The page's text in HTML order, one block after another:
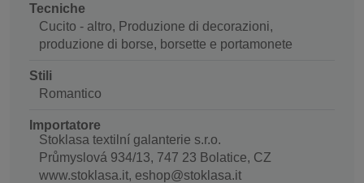
Tecniche
Cucito - altro, Produzione di decorazioni,
produzione di borse, borsette e portamonete
Stili
Romantico
Importatore
Stoklasa textilní galanterie s.r.o.
Průmyslová 934/13, 747 23 Bolatice, CZ
www.stoklasa.it, eshop@stoklasa.it